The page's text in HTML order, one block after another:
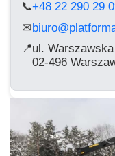
📞+48 22 290 29
✉
📍ul.
02-496